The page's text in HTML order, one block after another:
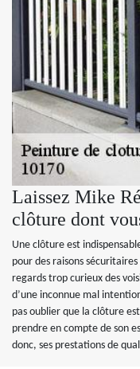
Laissez Mike
clôture dont
Une clôture est
pour des raisons
regards trop curieux des
d’une inconnue mal
pas oublier que la clôture
prendre en compte de son
donc, ses prestations de